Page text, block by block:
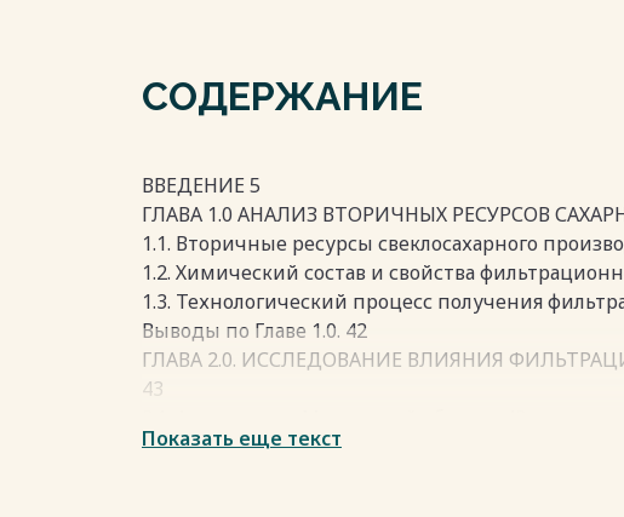
СОДЕРЖАНИЕ
ВВЕДЕНИЕ 5
ГЛАВА 1.0 АНАЛИЗ ВТОРИЧНЫХ РЕСУРСОВ
1.1. Вторичные ресурсы свеклосахарного
1.2. Химический состав и свойства
1.3. Технологический процесс получения
Выводы по Главе 1.0. 42
ГЛАВА 2.0. ИССЛЕДОВАНИЕ ВЛИЯНИЯ
43
2.2. Получение органоминерального удобрения
Показать еще текст